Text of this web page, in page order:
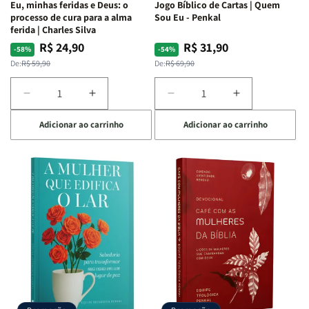
|
Estela
|
Eu, minhas feridas e Deus: o
processo de cura para a alma
ferida | Charles Silva
-58%
Preço
normal
De:R$ 59,90
Preço
promocional
R$ 24,90
Diminuir
a
quantidade
de
Eu,
minhas
feridas
e
Deus:
o
processo
de
cura
para
a
Aumentar
a
quantidade
de
Eu,
minhas
feridas
e
Deus:
o
processo
de
cura
para
a
Adicionar ao carrinho
Jogo Bíblico de Cartas | Quem
Sou Eu - Penkal
-54%
Preço
normal
De:R$ 69,90
Preço
promocional
R$ 31,90
Diminuir
a
quantidade
de
Jogo
Bíblico
de
Cartas
Quem
Sou
Eu
Penkal
Aumentar
a
quantidade
de
Jogo
Bíblico
Cartas
|
Quem
Sou
Eu
-
Penkal
Adicionar ao carrinho